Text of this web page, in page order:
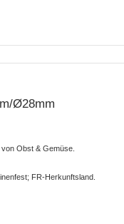
Ø28mm
Obst & Gemüse.
FR-Herkunftsland.